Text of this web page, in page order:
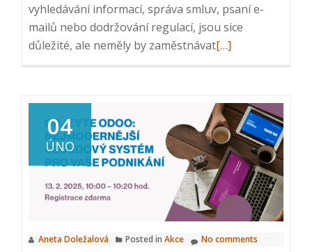
vyhledávání informací, správa smluv, psaní e-
mailů nebo dodržování regulací, jsou sice
důležité, ale neměly by zaměstnávatRead
Knowledge
Work
Automation:
Klíč
k
moderní
digitalizaci,
26.
[…]
04
ÚNO
Aneta Doležalová Posted in Akce No comments